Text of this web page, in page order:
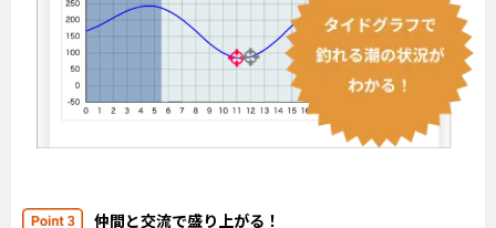
仲間と交流で盛り上がる！